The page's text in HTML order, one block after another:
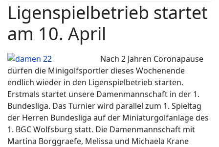
Ligenspielbetrieb startet
am 10. April
Nach 2 Jahren Coronapause
dürfen die Minigolfsportler dieses Wochenende
endlich wieder in den Ligenspielbetrieb starten.
Erstmals startet unsere Damenmannschaft in der 1.
Bundesliga. Das Turnier wird parallel zum 1. Spieltag
der Herren Bundesliga auf der Miniaturgolfanlage des
1. BGC Wolfsburg statt. Die Damenmannschaft mit
Martina Borggraefe, Melissa und Michaela Krane